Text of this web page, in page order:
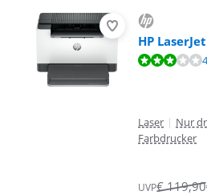
HP
Bewertet mit 5,8 von 10, basierend auf
Laser | Nur
Farbdrucker
UVP€119,90